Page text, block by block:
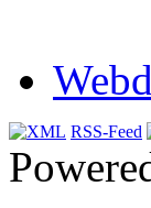
RSS-Feed